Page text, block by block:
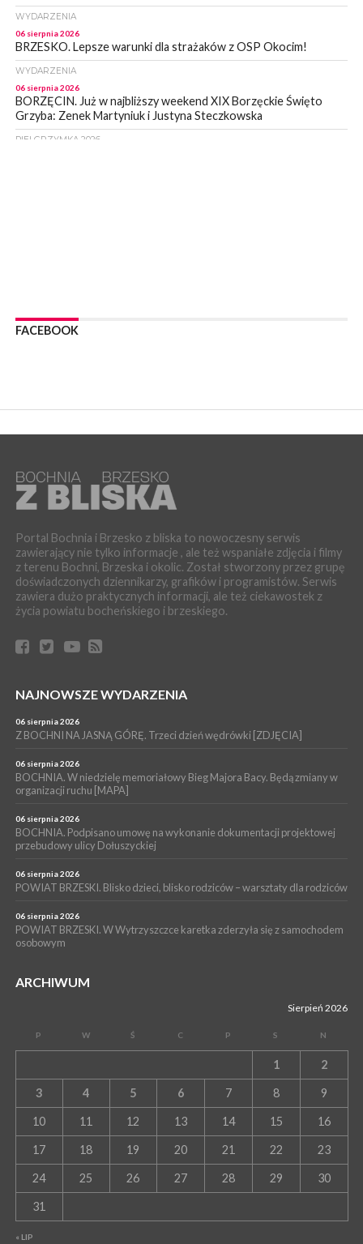
WYDARZENIA
06 sierpnia 2026
BRZESKO. Lepsze warunki dla strażaków z OSP Okocim!
WYDARZENIA
06 sierpnia 2026
BORZĘCIN. Już w najbliższy weekend XIX Borzęckie Święto
Grzyba: Zenek Martyniuk i Justyna Steczkowska
PIELGRZYMKA 2026
[PROGRAM]
WYDARZENIA
05 sierpnia 2026
BRZESKO. Dożynki zaplanowano na 15 sierpnia
04 sierpnia 2026
MASZKIENICE. Pies pogryzł 3-letnią dziewczynkę. Śmigłowiec
zabrał dziecko do szpitala w Krakowie
PIELGRZYMKA 2026
04 sierpnia 2026
[ZDJĘCIA]
BRZESKO. Śledczy wyjaśniają, jak doszło do śmierci 32-letniego
WYDARZENIA
BOCHNIA. Rusza Gospelowe Lato. To będą cztery dni radosnej
muzyki [PROGRAM KONCERTÓW]
FACEBOOK
Portal Bochnia i Brzesko z bliska to nowoczesny serwis
zawierający nie tylko informacje , ale też wspaniałe zdjęcia i filmy
z terenu Bochni, Brzeska i okolic. Został stworzony przez grupę
doświadczonych dziennikarzy, grafików i programistów. Serwis
zawiera dużo praktycznych informacji, ale też ciekawostek z
życia powiatu bocheńskiego i brzeskiego.
NAJNOWSZE WYDARZENIA
06 sierpnia 2026
Z BOCHNI NA JASNĄ GÓRĘ. Trzeci dzień wędrówki [ZDJĘCIA]
06 sierpnia 2026
BOCHNIA. W niedzielę memoriałowy Bieg Majora Bacy. Będą zmiany w
organizacji ruchu [MAPA]
06 sierpnia 2026
BOCHNIA. Podpisano umowę na wykonanie dokumentacji projektowej
przebudowy ulicy Dołuszyckiej
06 sierpnia 2026
POWIAT BRZESKI. Blisko dzieci, blisko rodziców – warsztaty dla rodziców
06 sierpnia 2026
POWIAT BRZESKI. W Wytrzyszczce karetka zderzyła się z samochodem
osobowym
ARCHIWUM
Sierpień 2026
P W Ś C P S N
« LIP
1 2
3 4 5 6 7 8 9
10 11 12 13 14 15 16
17 18 19 20 21 22 23
24 25 26 27 28 29 30
31